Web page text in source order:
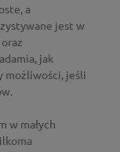
a
jest w
jak
możliwości, jeśli
w małych